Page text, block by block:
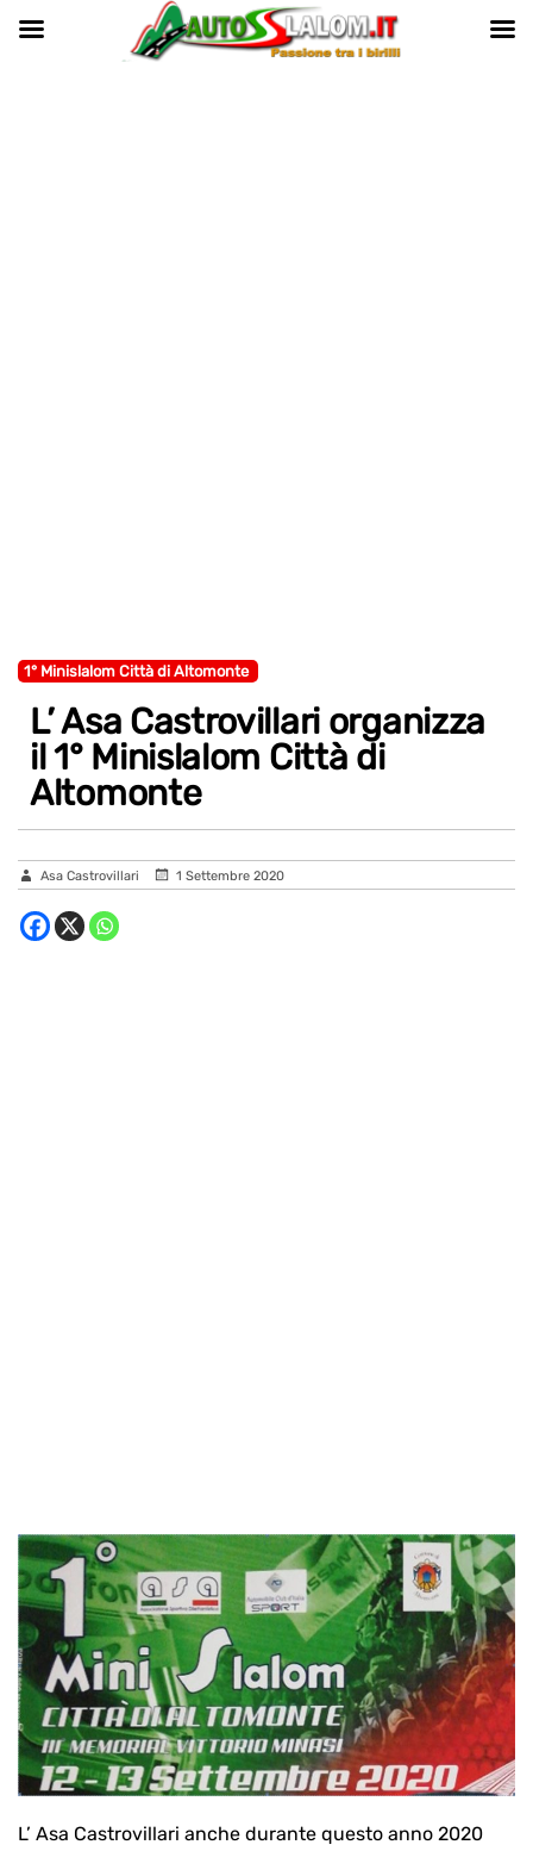
1° Minislalom Città di Altomonte
L’ Asa Castrovillari organizza
il 1° Minislalom Città di
Altomonte
Asa Castrovillari 1 Settembre 2020
L’ Asa Castrovillari anche durante questo anno 2020